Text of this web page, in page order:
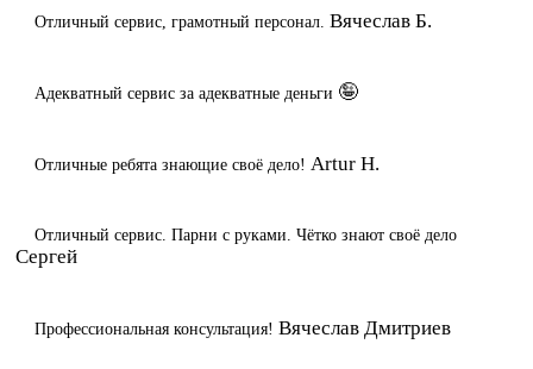
Отличный сервис, грамотный персонал. Вячеслав Б.
Адекватный сервис за адекватные деньги 🤪
Отличные ребята знающие своё дело! Artur H.
Отличный сервис. Парни с руками. Чётко знают своё дело
Сергей
Профессиональная консультация! Вячеслав Дмитриев